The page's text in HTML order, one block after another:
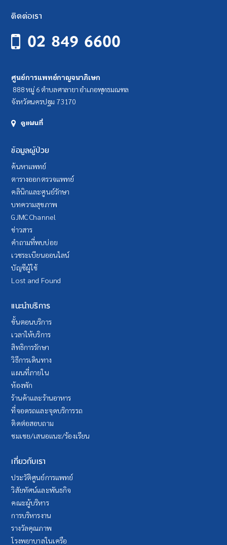
ติดต่อเรา
02 849 6600
ศูนย์การแพทย์กาญจนาภิเษก
888 หมู่ 6 ตำบลศาลายา อำเภอพุทธมณฑล
จังหวัดนครปฐม 73170
ดูแผนที่
ข้อมูลผู้ป่วย
ค้นหาแพทย์
ตารางออกตรวจแพทย์
คลินิกและศูนย์รักษา
บทความสุขภาพ
GJMC Channel
ข่าวสาร
คำถามที่พบบ่อย
เวชระเบียนออนไลน์
บัญชีผู้ใช้
Lost and Found
แนะนำบริการ
ขั้นตอนบริการ
เวลาให้บริการ
สิทธิการรักษา
วิธีการเดินทาง
แผนที่ภายใน
ห้องพัก
ร้านค้าและร้านอาหาร
ที่จอดรถและจุดบริการรถ
ติดต่อสอบถาม
ชมเชย/เสนอแนะ/ร้องเรียน
เกี่ยวกับเรา
ประวัติศูนย์การแพทย์
วิสัยทัศน์และพันธกิจ
คณะผู้บริหาร
การบริหารงาน
รางวัลคุณภาพ
โรงพยาบาลในเครือ